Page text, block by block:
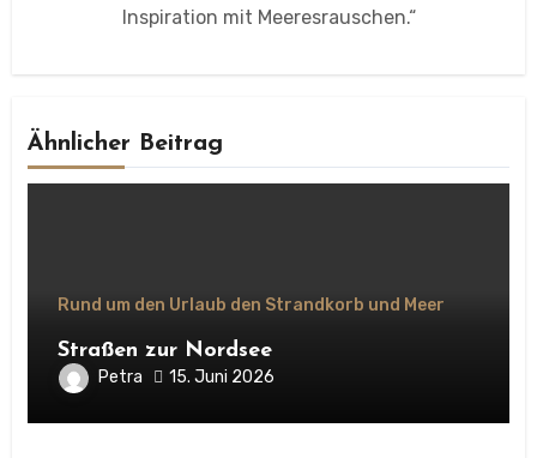
Inspiration mit Meeresrauschen.“
Ähnlicher Beitrag
Rund um den Urlaub den Strandkorb und Meer
Straßen zur Nordsee
Petra 15. Juni 2026